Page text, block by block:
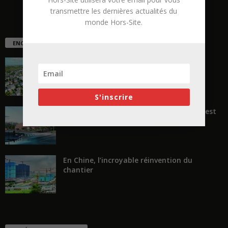
ENCORE PLUS D'ARTICLES
« Transformer plutôt que démolir, ce n’est
En Chine, l’incroyable réinvention du
chantier
transmettre les dernières actualités du
monde Hors-Site.
S'inscrire